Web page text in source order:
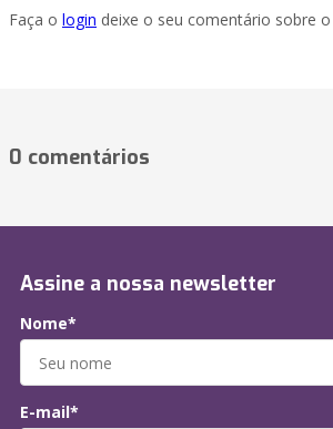
Faça o login deixe o seu comentário sobre o
0 comentários
Assine a nossa newsletter
Nome*
E-mail*